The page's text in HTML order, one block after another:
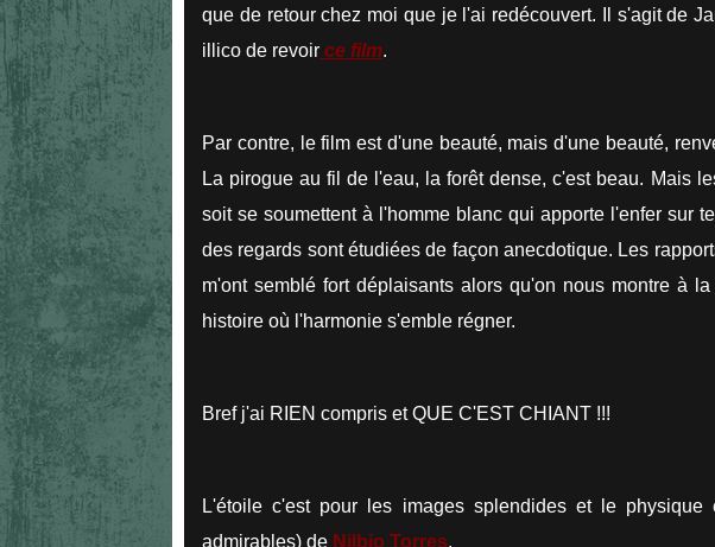
que de retour chez moi que je l'ai redécouvert. Il s'agit de
illico de revoir ce film.
Par contre, le film est d'une beauté, mais d'une beauté,
La pirogue au fil de l'eau, la forêt dense, c'est beau. Mais
soit se soumettent à l'homme blanc qui apporte l'enfer sur
des regards sont étudiées de façon anecdotique. Les
m'ont semblé fort déplaisants alors qu'on nous montre à
histoire où l'harmonie s'emble régner.
Bref j'ai RIEN compris et QUE C'EST CHIANT !!!
L'étoile c'est pour les images splendides et le physique
admirables) de Nilbio Torres.